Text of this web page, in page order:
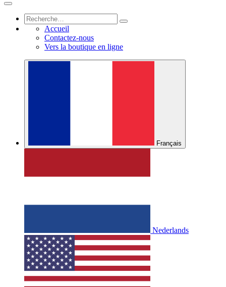
Accueil
Contactez-nous
Vers la boutique en ligne
Français
Nederlands